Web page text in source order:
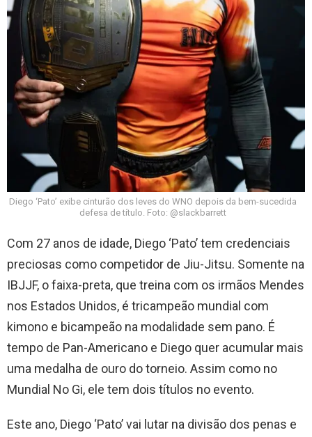
Diego ‘Pato’ exibe cinturão dos leves do WNO depois da bem-sucedida
defesa de título. Foto: @slackbarrett
Com 27 anos de idade, Diego ‘Pato’ tem credenciais
preciosas como competidor de Jiu-Jitsu. Somente na
IBJJF, o faixa-preta, que treina com os irmãos Mendes
nos Estados Unidos, é tricampeão mundial com
kimono e bicampeão na modalidade sem pano. É
tempo de Pan-Americano e Diego quer acumular mais
uma medalha de ouro do torneio. Assim como no
Mundial No Gi, ele tem dois títulos no evento.
Este ano, Diego ‘Pato’ vai lutar na divisão dos penas e